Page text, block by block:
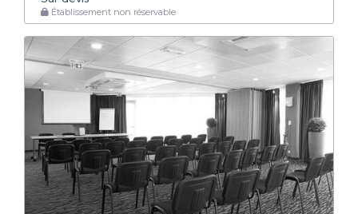
Établissement non réservable